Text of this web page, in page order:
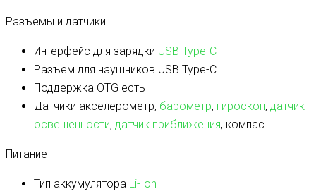
Разъемы и датчики
Интерфейс для зарядки USB Type-C
Разъем для наушников USB Type-C
Поддержка OTG есть
Датчики акселерометр, барометр, гироскоп, датчик
освещенности, датчик приближения, компас
Питание
Тип аккумулятора Li-Ion